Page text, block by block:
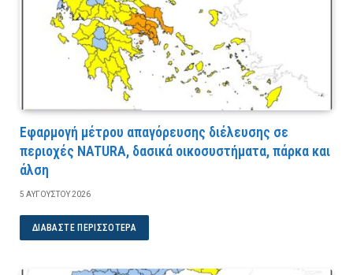
Εφαρμογή μέτρου απαγόρευσης διέλευσης σε
περιοχές NATURA, δασικά οικοσυστήματα, πάρκα και
άλση
5 ΑΥΓΟΎΣΤΟΥ 2026
ΔΙΑΒΆΣΤΕ ΠΕΡΙΣΣΌΤΕΡΑ